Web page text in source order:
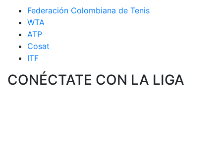
Federación Colombiana de Tenis
WTA
ATP
Cosat
ITF
CONÉCTATE CON LA LIGA